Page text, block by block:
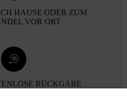
HAUSE ODER ZUM
VOR ORT
RÜCKGABE